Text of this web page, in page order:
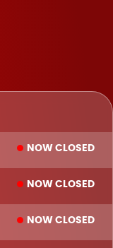
NOW CLOSED
NOW CLOSED
NOW CLOSED